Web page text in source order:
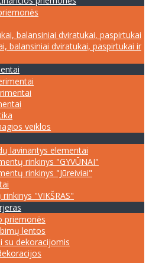
balansiniai dviratukai, paspirtukai
balansiniai dviratukai, paspirtukai ir
veiklos
lavinantys elementai
rinkinys "GYVŪNAI"
rinkinys "Jūreiviai"
"VIKŠRAS"
priemonės
lentos
su dekoracijomis